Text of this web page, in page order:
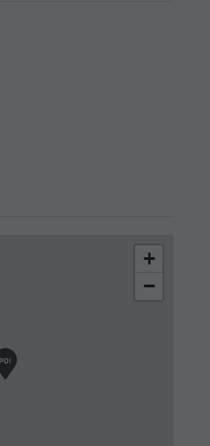
+
−